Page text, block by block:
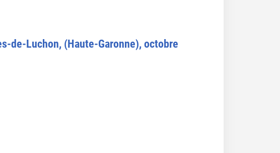
de-Luchon, (Haute-Garonne), octobre